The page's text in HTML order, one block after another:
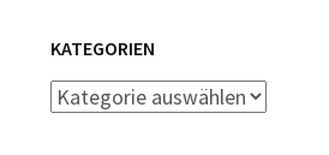
KATEGORIEN
Kategorien